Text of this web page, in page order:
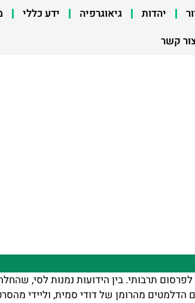
יהדות גיאוגרפיה ידע כללי
קשר
תרבותי. בין הידועות נמנות לסי,
הדלמטים מהרומן של דודי סמית, וליידי